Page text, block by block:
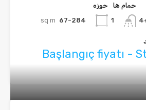
حمام ها
1
حوزه
67-284
sq m
Başlangıç fiyatı -